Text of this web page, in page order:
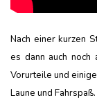
Nach einer kurzen
es dann auch noch
Vorurteile und
Laune und Fahrspaß.